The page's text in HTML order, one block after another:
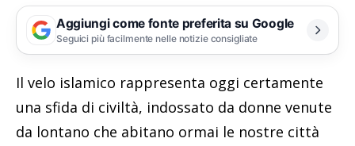
Aggiungi come fonte preferita su Google
Seguici più facilmente nelle notizie consigliate
Il velo islamico rappresenta oggi certamente
una sfida di civiltà, indossato da donne venute
da lontano che abitano ormai le nostre città